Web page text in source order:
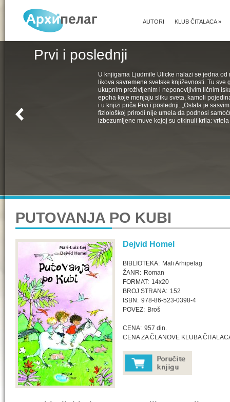
KLUB ČITALACA»
AUTORI
Prvi i poslednji
U knjigama Ljudmile Ulicke nalazi se jedna
likova savremene svetske književnosti. Tu sve
ukupnim proživljenim i neponovljivim ličnim
epoha koje menjaju sliku sveta, kamoli
i u knjizi priča Prvi i poslednji. „Ostala je
fiziološkoj prirodi nije umela da podnosi
izbezumljene muve kojoj su otkinuli krila:
PUTOVANJA PO KUBI
Dejvid Homel
BIBLIOTEKA: Mali Arhipelag
ŽANR: Roman
FORMAT: 14x20
BROJ STRANA: 152
ISBN: 978-86-523-0398-4
POVEZ: Broš
CENA: 957 din.
CENA ZA ČLANOVE KLUBA